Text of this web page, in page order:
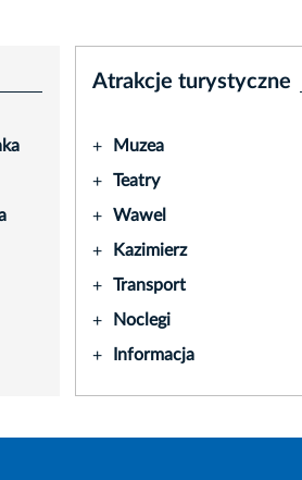
Atrakcje turystyczne
+ Muzea
+ Teatry
+ Wawel
+ Kazimierz
+ Transport
+ Noclegi
+ Informacja